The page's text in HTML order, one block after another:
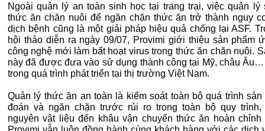
Ngoài quản lý an toàn sinh học tại trang trại, việc quản lý
thức ăn chăn nuôi để ngăn chặn thức ăn trở thành nguy
dịch bệnh cũng là một giải pháp hiệu quả chống lại ASF.
hội thảo diễn ra ngày 09/07, Provimi giới thiệu sản phẩm
công nghệ mới làm bất hoạt virus trong thức ăn chăn nuôi.
này đã được đưa vào sử dụng thành công tại Mỹ, châu
trong quá trình phát triển tại thị trường Việt Nam.
Quản lý thức ăn an toàn là kiểm soát toàn bộ quá trình
đoán và ngăn chặn trước rủi ro trong toàn bộ quy
nguyên vật liệu đến khâu vận chuyển thức ăn hoàn chỉnh